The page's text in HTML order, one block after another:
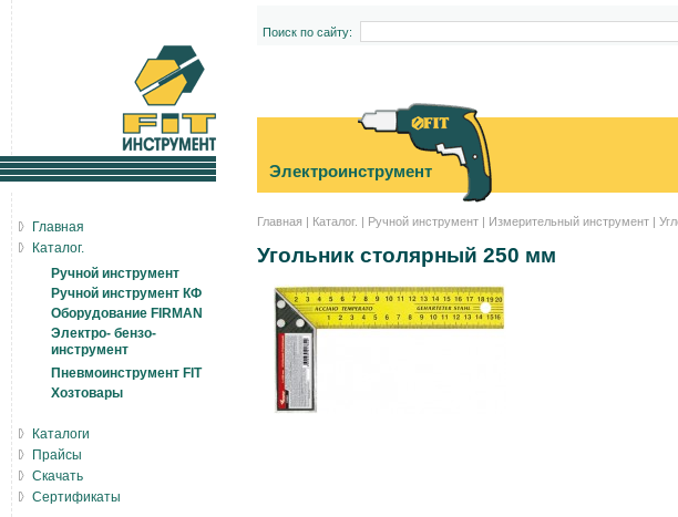
Поиск по сайту:
Электроинструмент
Главная | Каталог. | Ручной инструмент | Измерительный инструмент |
Угольник столярный 250 мм
Главная
Каталог.
Ручной инструмент
Ручной инструмент КФ
Оборудование FIRMAN
Электро- бензо-
инструмент
Пневмоинструмент FIT
Хозтовары
Каталоги
Прайсы
Скачать
Сертификаты